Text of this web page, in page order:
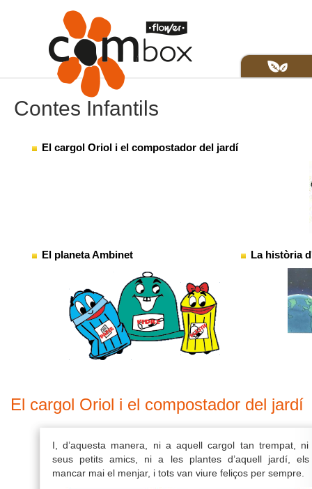
Contes Infantils
El cargol Oriol i el compostador del jardí
El planeta Ambinet La història
El cargol Oriol i el compostador del jardí
I, d’aquesta manera, ni a aquell cargol tan trempat, ni
seus petits amics, ni a les plantes d’aquell jardí,
mancar mai el menjar, i tots van viure feliços per sempre.